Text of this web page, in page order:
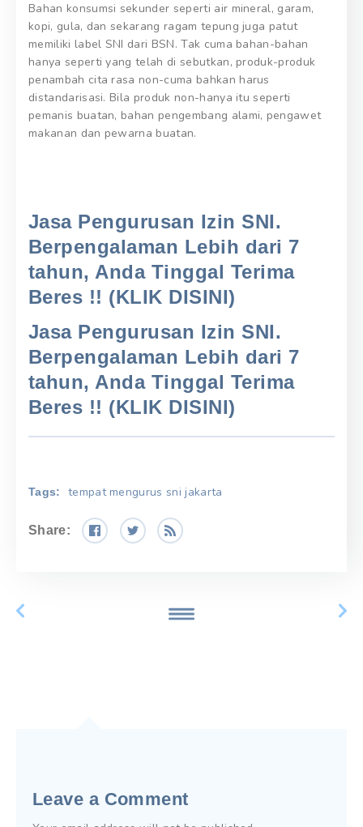
Bahan konsumsi sekunder seperti air mineral, garam,
kopi, gula, dan sekarang ragam tepung juga patut
memiliki label SNI dari BSN. Tak cuma bahan-bahan
hanya seperti yang telah di sebutkan, produk-produk
penambah cita rasa non-cuma bahkan harus
distandarisasi. Bila produk non-hanya itu seperti
pemanis buatan, bahan pengembang alami, pengawet
makanan dan pewarna buatan.
Jasa Pengurusan Izin SNI.
Berpengalaman Lebih dari 7
tahun, Anda Tinggal Terima
Beres !! (KLIK DISINI)
Jasa Pengurusan Izin SNI.
Berpengalaman Lebih dari 7
tahun, Anda Tinggal Terima
Beres !! (KLIK DISINI)
Tags: tempat mengurus sni jakarta
Share:
Leave a Comment